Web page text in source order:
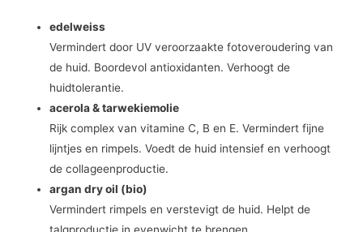
edelweiss
Vermindert door UV veroorzaakte fotoveroudering van
de huid. Boordevol antioxidanten. Verhoogt de
huidtolerantie.
acerola & tarwekiemolie
Rijk complex van vitamine C, B en E. Vermindert fijne
lijntjes en rimpels. Voedt de huid intensief en verhoogt
de collageenproductie.
argan dry oil (bio)
Vermindert rimpels en verstevigt de huid. Helpt de